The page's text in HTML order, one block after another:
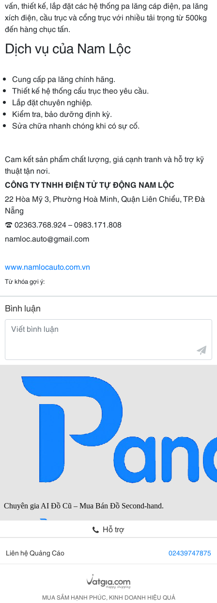
vấn, thiết kế, lắp đặt các hệ thống pa lăng cáp điện, pa lăng
xích điện, cầu trục và cổng trục với nhiều tải trọng từ 500kg
đến hàng chục tấn.
Dịch vụ của Nam Lộc
Cung cấp pa lăng chính hãng.
Thiết kế hệ thống cẩu trục theo yêu cầu.
Lắp đặt chuyên nghiệp.
Kiểm tra, bảo dưỡng định kỳ.
Sửa chữa nhanh chóng khi có sự cố.
Cam kết sản phẩm chất lượng, giá cạnh tranh và hỗ trợ kỹ
thuật tận nơi.
CÔNG TY TNHH ĐIỆN TỬ TỰ ĐỘNG NAM LỘC
22 Hòa Mỹ 3, Phường Hoà Minh, Quận Liên Chiểu, TP. Đà
Nẵng
☎️ 02363.768.924 – 0983.171.808
namloc.auto@gmail.com
www.namlocauto.com.vn
Từ khóa gợi ý:
Bình luận
Hỗ trợ
Liên hệ Quảng Cáo 02439747875
MUA SẮM HẠNH PHÚC, KINH DOANH HIỆU QUẢ